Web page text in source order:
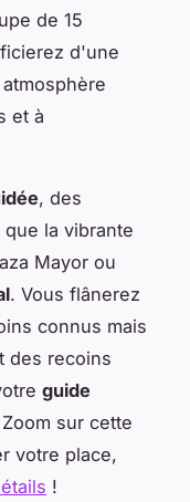
de 15
d'une
et à
, des
la vibrante
Mayor ou
. Vous flânerez
connus mais
des recoins
guide
sur cette
votre place,
!